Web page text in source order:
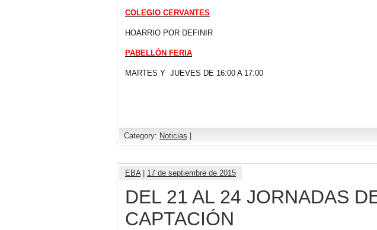
COLEGIO CERVANTES
HOARRIO POR DEFINIR
PABELLÓN FERIA
MARTES Y JUEVES DE 16:00 A 17:00
Category: Noticias
EBA| 17 de septiembre de 2015
DEL 21 AL 24 JORNADAS
CAPTACIÓN